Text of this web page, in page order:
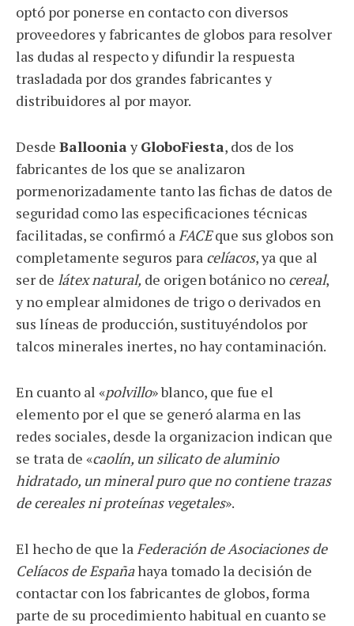
optó por ponerse en contacto con diversos
proveedores y fabricantes de globos para resolver
las dudas al respecto y difundir la respuesta
trasladada por dos grandes fabricantes y
distribuidores al por mayor.
Desde Balloonia yGloboFiesta, dos de los
fabricantes de los que se analizaron
pormenorizadamente tanto las fichas de datos de
seguridad como las especificaciones técnicas
facilitadas, se confirmó a FACEque sus globos son
completamente seguros para celíacos, ya que al
ser de látex natural, de origen botánico no cereal,
y no emplear almidones de trigo o derivados en
sus líneas de producción, sustituyéndolos por
talcos minerales inertes, no hay contaminación.
En cuanto al «polvillo» blanco, que fue el
elemento por el que se generó alarma en las
redes sociales, desde la organizacion indican que
se trata de «caolín, un silicato de aluminio
hidratado, un mineral puro que no contiene trazas
de cereales ni proteínas vegetales».
El hecho de que la Federación de Asociaciones de
Celíacos de Españahaya tomado la decisión de
contactar con los fabricantes de globos, forma
parte de su procedimiento habitual en cuanto se